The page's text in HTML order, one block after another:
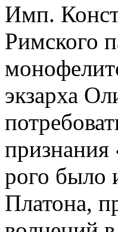
Имп.
Римского
экзарха
рого было
Платона,